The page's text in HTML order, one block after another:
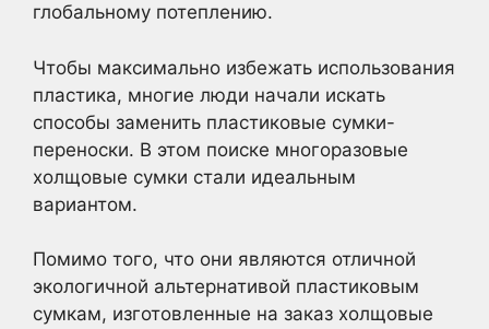
глобальному потеплению.
Чтобы максимально избежать использования
пластика, многие люди начали искать
способы заменить пластиковые сумки-
переноски. В этом поиске многоразовые
холщовые сумки стали идеальным
вариантом.
Помимо того, что они являются отличной
экологичной альтернативой пластиковым
сумкам, изготовленные на заказ холщовые